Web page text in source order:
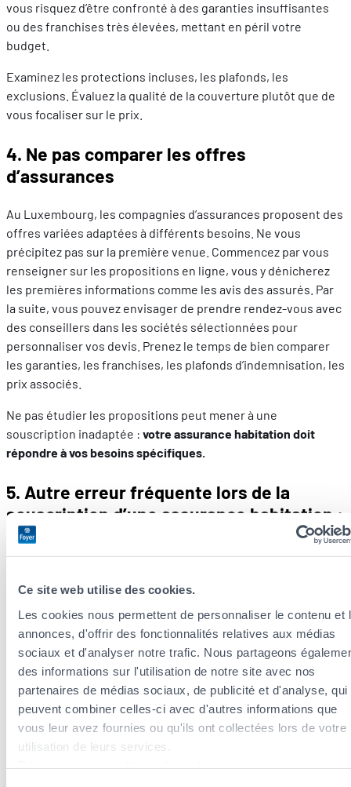
Ce site web utilise des cookies.
Les cookies nous permettent de personnaliser le contenu et
annonces, d'offrir des fonctionnalités relatives aux médias
sociaux et d'analyser notre trafic. Nous partageons
des informations sur l'utilisation de notre site avec nos
partenaires de médias sociaux, de publicité et d'analyse, qui
peuvent combiner celles-ci avec d'autres informations que
vous leur avez fournies ou qu'ils ont collectées lors de votre
utilisation de leurs services.
vous risquez d’être confronté à des garanties insuffisantes
ou des franchises très élevées, mettant en péril votre
budget.
Examinez les protections incluses, les plafonds, les
exclusions. Évaluez la qualité de la couverture plutôt que de
vous focaliser sur le prix.
4. Ne pas comparer les offres
d’assurances
Au Luxembourg, les compagnies d’assurances proposent des
offres variées adaptées à différents besoins. Ne vous
précipitez pas sur la première venue. Commencez par vous
renseigner sur les propositions en ligne, vous y dénicherez
les premières informations comme les avis des assurés. Par
la suite, vous pouvez envisager de prendre rendez-vous avec
des conseillers dans les sociétés sélectionnées pour
personnaliser vos devis. Prenez le temps de bien comparer
les garanties, les franchises, les plafonds d’indemnisation, les
prix associés.
Ne pas étudier les propositions peut mener à une
souscription inadaptée : votre assurance habitation doit
répondre à vos besoins spécifiques.
5. Autre erreur fréquente lors de la
souscription d’une assurance habitation :
ignorer les franchises
franchises. Elles correspondent aux parts restant à votre
charge en cas de sinistre. Certaines polices d’assurance
proposent des franchises élevées pour diminuer le montant
de la prime. Cela implique d’assumer personnellement une
part significative des frais en cas de sinistre. Chez Foyer,
nous offrons des options sans franchise, vous permettant de
bénéficier d’une couverture complète sans frais
supplémentaires en cas de sinistre.
6. Oublier l’option protection juridique